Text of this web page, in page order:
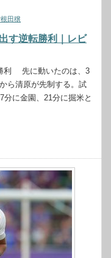
田穣
す逆転勝利｜レビ
利 先に動いたのは、3
ら清原が先制する。試
に金園、21分に掘米と